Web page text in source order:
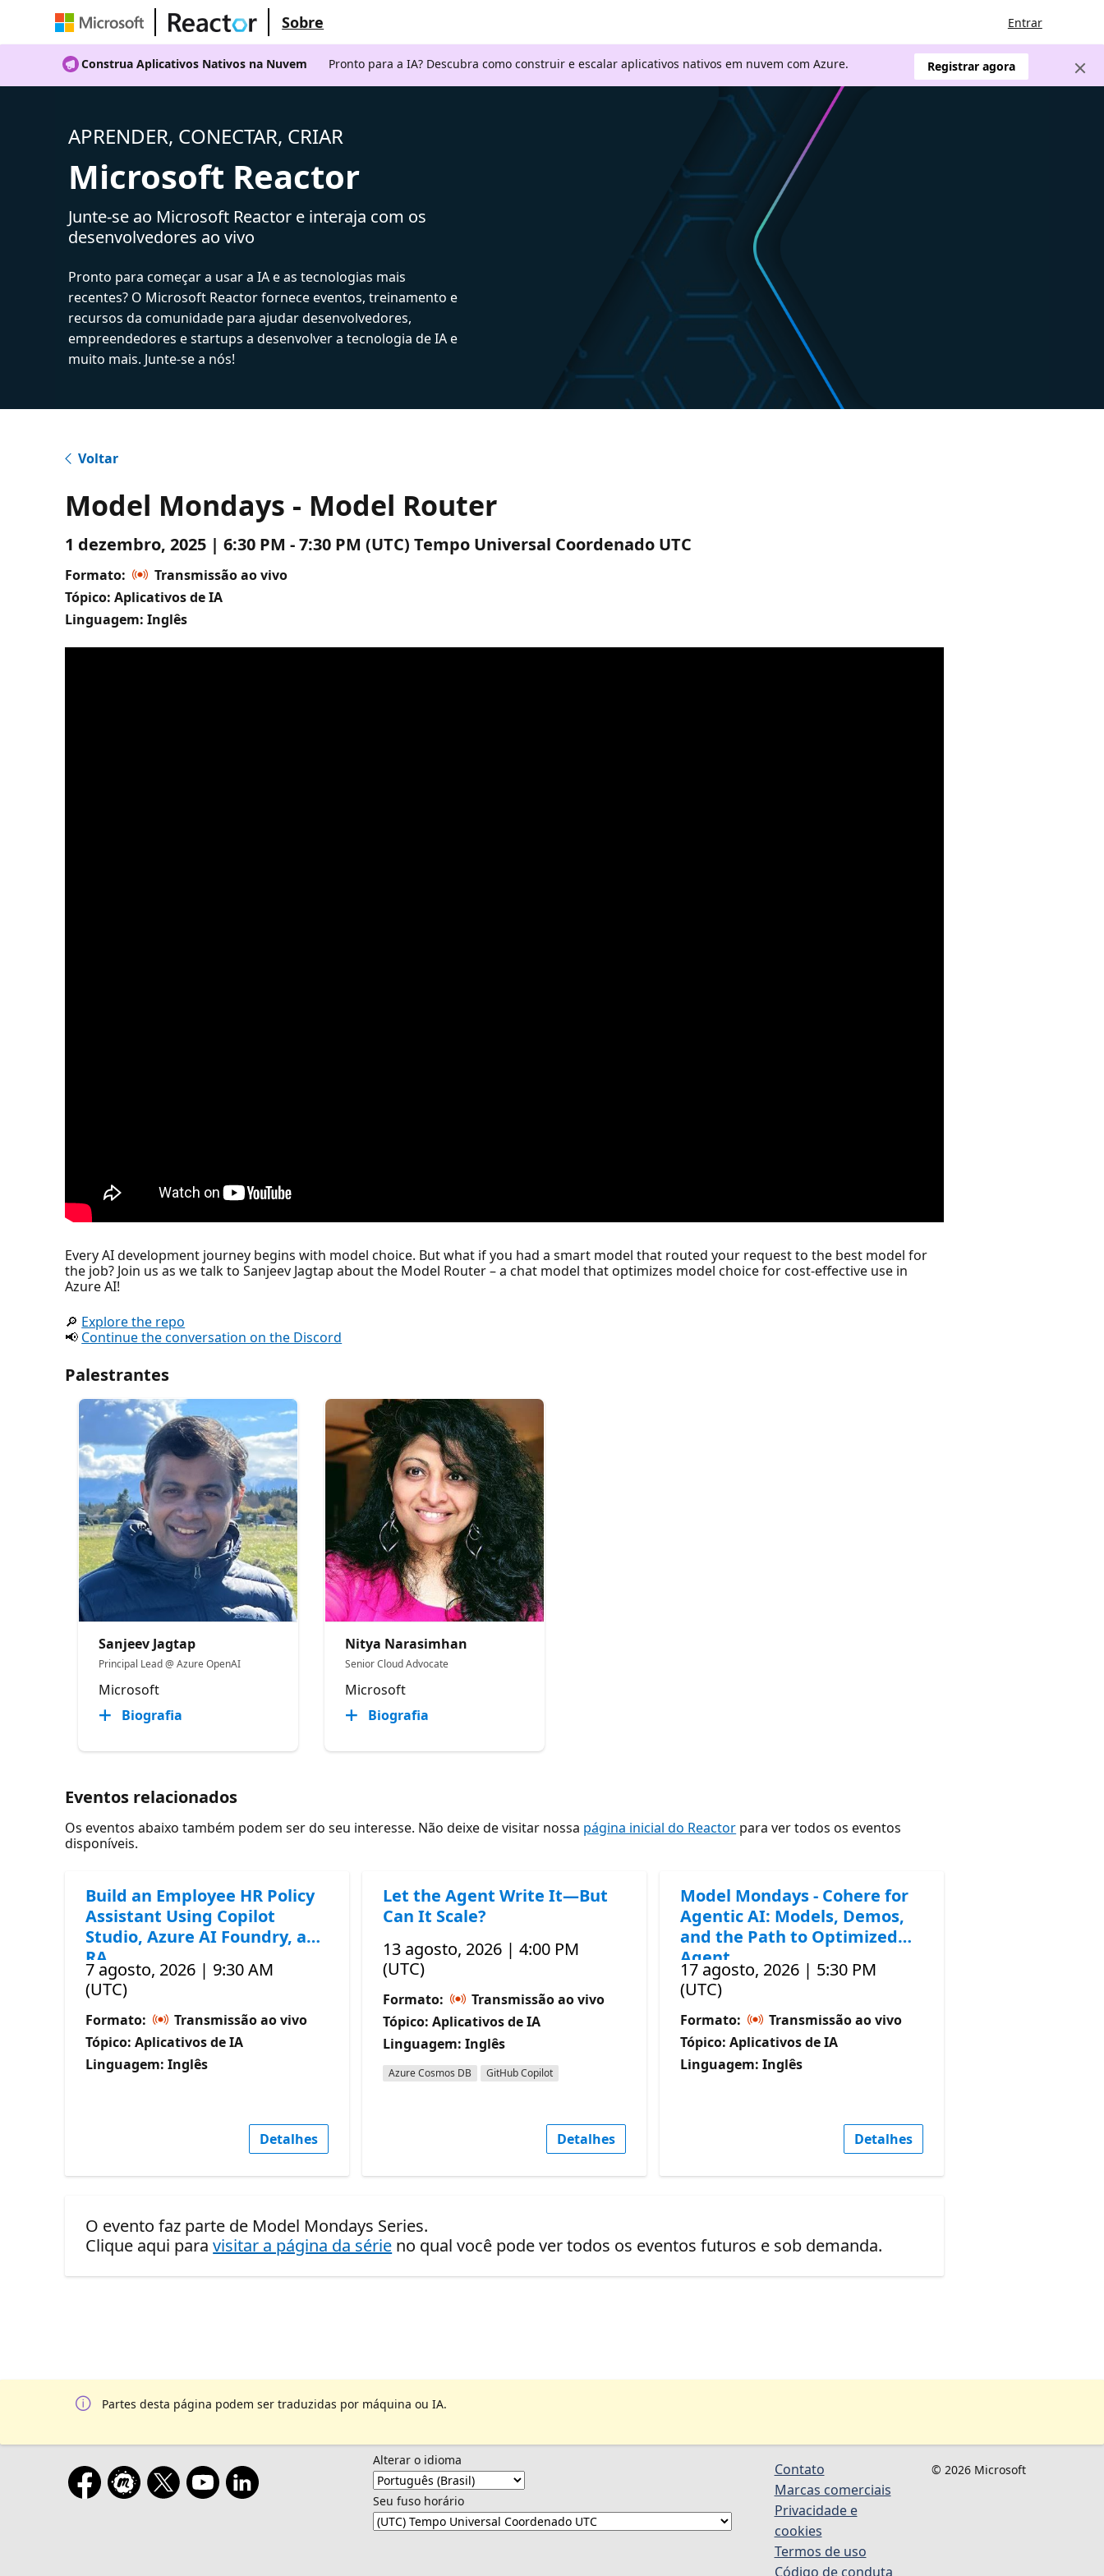
Sobre Entrar
Construa Aplicativos Nativos na Nuvem Pronto para a IA? Descubra como construir e escalar aplicativos nativos em nuvem com Azure. Registrar agora
APRENDER, CONECTAR, CRIAR
Microsoft Reactor
Junte-se ao Microsoft Reactor e interaja com os
desenvolvedores ao vivo
Pronto para começar a usar a IA e as tecnologias mais
recentes? O Microsoft Reactor fornece eventos, treinamento e
recursos da comunidade para ajudar desenvolvedores,
empreendedores e startups a desenvolver a tecnologia de IA e
muito mais. Junte-se a nós!
Voltar
Model Mondays - Model Router
1 dezembro, 2025 | 6:30 PM - 7:30 PM (UTC) Tempo Universal Coordenado UTC
Formato:
Transmissão ao vivo
Tópico: Aplicativos de IA
Linguagem: Inglês
Every AI development journey begins with model choice. But what if you had a smart model that routed your request to the best model for
the job? Join us as we talk to Sanjeev Jagtap about the Model Router – a chat model that optimizes model choice for cost-effective use in
Azure AI!
🔎 Explore the repo
📢 Continue the conversation on the Discord
Palestrantes
Sanjeev Jagtap
Principal Lead @ Azure OpenAI
Microsoft
Biografia
Nitya Narasimhan
Senior Cloud Advocate
Microsoft
Biografia
Eventos relacionados
Os eventos abaixo também podem ser do seu interesse. Não deixe de visitar nossa página inicial do Reactor para ver todos os eventos
disponíveis.
Build an Employee HR Policy
Assistant Using Copilot
Studio, Azure AI Foundry, and
RA
7 agosto, 2026 | 9:30 AM
(UTC)
Formato:
Transmissão ao vivo
Tópico: Aplicativos de IA
Linguagem: Inglês
Detalhes
Let the Agent Write It—But
Can It Scale?
13 agosto, 2026 | 4:00 PM
(UTC)
Formato:
Transmissão ao vivo
Tópico: Aplicativos de IA
Linguagem: Inglês
Azure Cosmos DB GitHub Copilot
Detalhes
Model Mondays - Cohere for
Agentic AI: Models, Demos,
and the Path to Optimized
Agent
17 agosto, 2026 | 5:30 PM
(UTC)
Formato:
Transmissão ao vivo
Tópico: Aplicativos de IA
Linguagem: Inglês
Detalhes
O evento faz parte de Model Mondays Series.
Clique aqui paravisitar a página da série no qual você pode ver todos os eventos futuros e sob demanda.
Partes desta página podem ser traduzidas por máquina ou IA.
Alterar o idioma
Seu fuso horário
Contato
Marcas comerciais
Privacidade e
cookies
Termos de uso
Código de conduta
© 2026 Microsoft